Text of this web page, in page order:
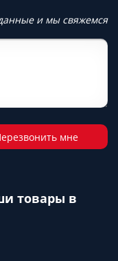
и мы свяжемся
мне
товары в